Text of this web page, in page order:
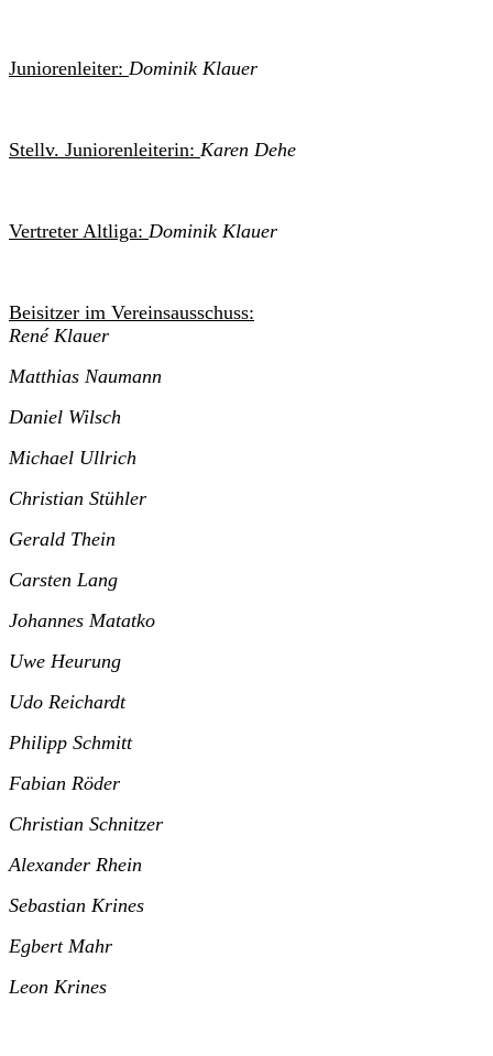
Juniorenleiter: Dominik Klauer
Stellv. Juniorenleiterin: Karen Dehe
Vertreter Altliga: Dominik Klauer
Beisitzer im Vereinsausschuss:
René Klauer
Matthias Naumann
Daniel Wilsch
Michael Ullrich
Christian Stühler
Gerald Thein
Carsten Lang
Johannes Matatko
Uwe Heurung
Udo Reichardt
Philipp Schmitt
Fabian Röder
Christian Schnitzer
Alexander Rhein
Sebastian Krines
Egbert Mahr
Leon Krines